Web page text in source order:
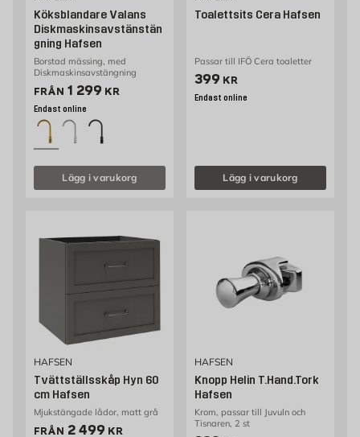
Köksblandare Valans
Diskmaskinsavstänstän
gning Hafsen
Borstad mässing, med
Diskmaskinsavstängning
FRÅN Pris 1299 kr
1 299 KR
Endast online
Lägg i varukorg
Toalettsits Cera Hafsen
Passar till IFÖ Cera toaletter
Pris 399 kr
399 KR
Endast online
Lägg i varukorg
HAFSEN
Tvättställsskåp Hyn 60
cm Hafsen
Mjukstängade lådor, matt grå
FRÅN Pris 2499 kr
2 499 KR
HAFSEN
Knopp Helin T.Hand.Tork
Hafsen
Krom, passar till Juvuln och
Tisnaren, 2 st